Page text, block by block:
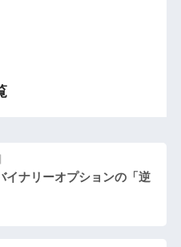
イナリーオプションの「逆